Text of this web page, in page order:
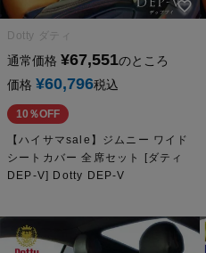
Dotty ダティ
通常価格 ¥67,551のところ
価格 ¥60,796税込
10％OFF
【ハイサマsale】ジムニー ワイド
シートカバー 全席セット [ダティ
DEP-V] Dotty DEP-V